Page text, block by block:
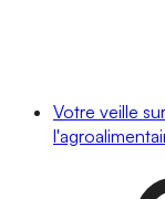
Votre veille